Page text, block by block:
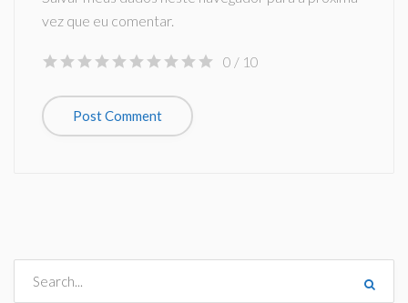
vez que eu comentar.
0 / 10